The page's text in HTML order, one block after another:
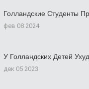
Голландские Студенты
фев 08 2024
У Голландских Детей
дек 05 2023